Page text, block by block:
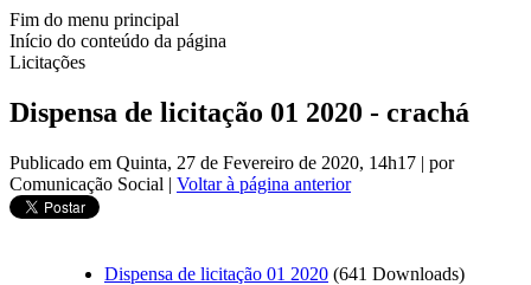
Fim do menu principal
Início do conteúdo da página
Licitações
Dispensa de licitação 01 2020 - crachá
Publicado em Quinta, 27 de Fevereiro de 2020, 14h17 | por
Comunicação Social | Voltar à página anterior
Dispensa de licitação 01 2020 (641 Downloads)